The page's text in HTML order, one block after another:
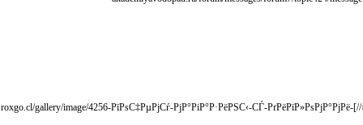
[url=http://roxgo.cl/gallery/image/4256-РїРѕС‡РµРјСѓ-РјР°РіР°Р·РёРЅС‹-СЃ-РґРёРїР»РѕРјР°РјРё-СЃС‚РѕР»СЊ-РїРѕРїСѓР»СЏСЂРЅС‹//]roxgo.cl/gallery/image/4256-РїРѕС‡РµРјСѓ-РјР°РіР°Р·РёРЅС‹-СЃ-РґРёРїР»РѕРјР°РјРё-